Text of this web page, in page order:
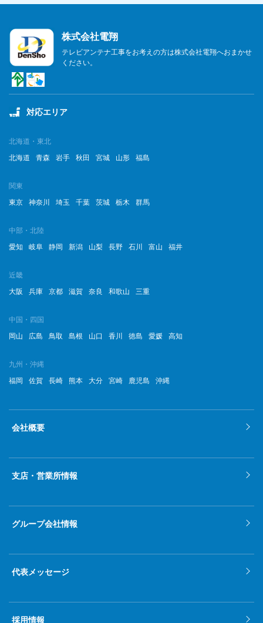
株式会社電翔
テレビアンテナ工事をお考えの方は株式会社電翔へおまかせ
ください。
対応エリア
北海道・東北
北海道
青森 岩手 秋田 宮城 山形 福島
関東
東京
神奈川 埼玉 千葉 茨城 栃木 群馬
中部・北陸
愛知
岐阜 静岡 新潟 山梨 長野 石川 富山 福井
近畿
大阪
兵庫 京都 滋賀 奈良 和歌山 三重
中国・四国
岡山
広島 鳥取 島根 山口 香川 徳島 愛媛 高知
九州・沖縄
福岡
佐賀 長崎 熊本 大分 宮崎 鹿児島 沖縄
会社概要
支店・営業所情報
グループ会社情報
代表メッセージ
採用情報